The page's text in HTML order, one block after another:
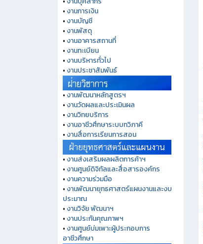
•งานการเงิน
•งานบัญชี
•งานพัสดุ
•งานอาคารสถานที่
•งานทะเบียน
•งานบริหารทั่วไป
•งานประชาสัมพันธ์
•งานพัฒนาหลักสูตรฯ
•งานวัดผลและประเมินผล
•งานวิทยบริการ
•งานอาชีวศึกษาระบบทวิภาคี
•งานสื่อการเรียนการสอน
•งานส่งเสริมผลผลิตการค้าฯ
•งานศูนย์ดิจิทัลและสื่อสารองค์กร
•งานความร่วมมือ
•งานพัฒนายุทธศาสตร์แผนงานและงบ
ประมาณ
•งานวิจัย พัฒนาฯ
•งานประกันคุณภาพฯ
•งานศูนย์บ่มเพาะผู้ประกอบการ
อาชีวศึกษา